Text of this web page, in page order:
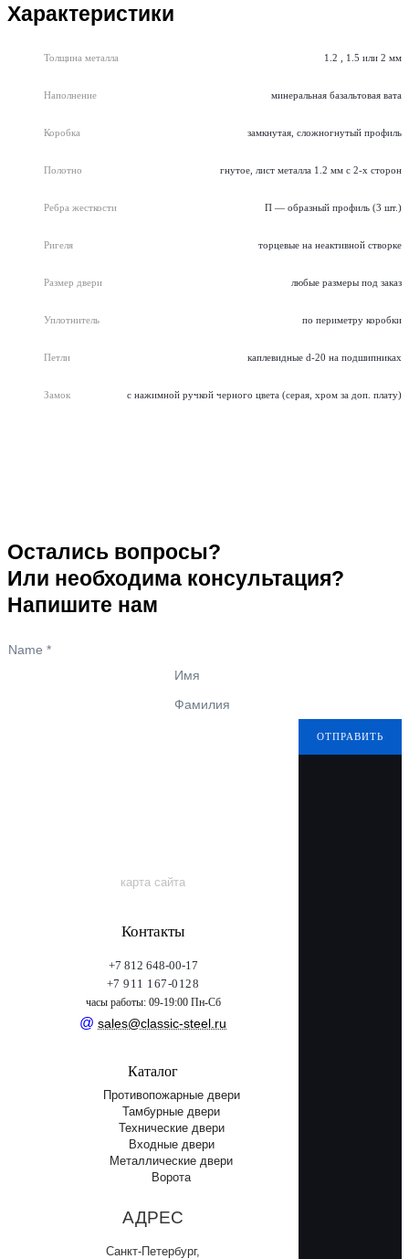
Характеристики
1.2 , 1.5 или 2 мм
Толщина металла
минеральная базальтовая вата
Наполнение
замкнутая, сложногнутый профиль
Коробка
гнутое, лист металла 1.2 мм с 2-х сторон
Полотно
П — образный профиль (3 шт.)
Ребра жесткости
торцевые на неактивной створке
Ригеля
любые размеры под заказ
Размер двери
по периметру коробки
Уплотнитель
каплевидные d-20 на подшипниках
Петли
с нажимной ручкой черного цвета (серая, хром за доп. плату)
Замок
Остались вопросы?
Или необходима консультация?
Напишите нам
Name *
Имя
Фамилия
ОТПРАВИТЬ
карта сайта
Контакты
+7 812 648-00-17
+7 911 167-0128
часы работы: 09-19:00 Пн-Сб
@ sales@classic-steel.ru
Каталог
Противопожарные двери
Тамбурные двери
Технические двери
Входные двери
Металлические двери
Ворота
АДРЕС
Санкт-Петербург,